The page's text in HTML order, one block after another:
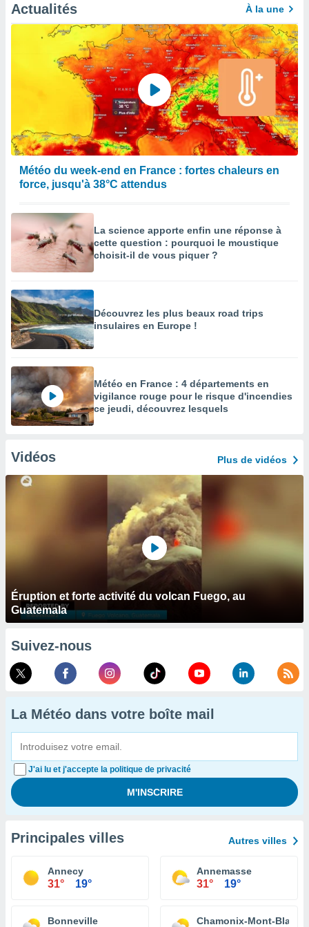
Actualités À la une
Météo du week-end en France : fortes chaleurs en
force, jusqu'à 38°C attendus
La science apporte enfin une réponse à
cette question : pourquoi le moustique
choisit-il de vous piquer ?
Découvrez les plus beaux road trips
insulaires en Europe !
Météo en France : 4 départements en
vigilance rouge pour le risque d'incendies
ce jeudi, découvrez lesquels
Vidéos Plus de vidéos
Éruption et forte activité du volcan Fuego, au
Guatemala
Suivez-nous
La Météo dans votre boîte mail
J'ai lu et j'accepte la politique de privacité
Principales villes Autres villes
Annecy
31° 19°
Annemasse
31° 19°
Bonneville Chamonix-Mont-Blanc